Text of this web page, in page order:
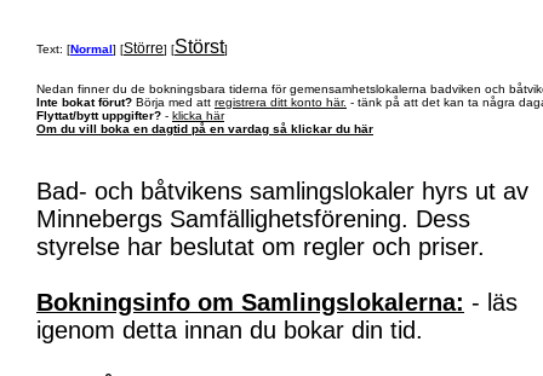
Text: [Normal] [Större] [Störst]
Nedan finner du de bokningsbara tiderna för gemensamhetslokalerna badviken och
Inte bokat förut? Börja med att registrera ditt konto här. - tänk på att det kan ta några
Flyttat/bytt uppgifter? - klicka här
Om du vill boka en dagtid på en vardag så klickar du här
Bad- och båtvikens samlingslokaler hyrs ut av
Minnebergs Samfällighetsförening. Dess
styrelse har beslutat om regler och priser.
Bokningsinfo om Samlingslokalerna: - läs
igenom detta innan du bokar din tid.